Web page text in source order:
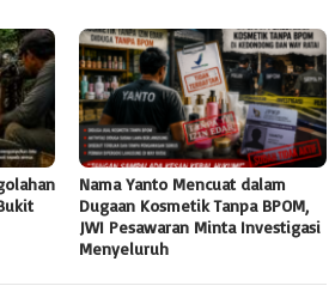
Nama Yanto Mencuat dalam
Dugaan Kosmetik Tanpa BPOM,
JWI Pesawaran Minta Investigasi
Menyeluruh